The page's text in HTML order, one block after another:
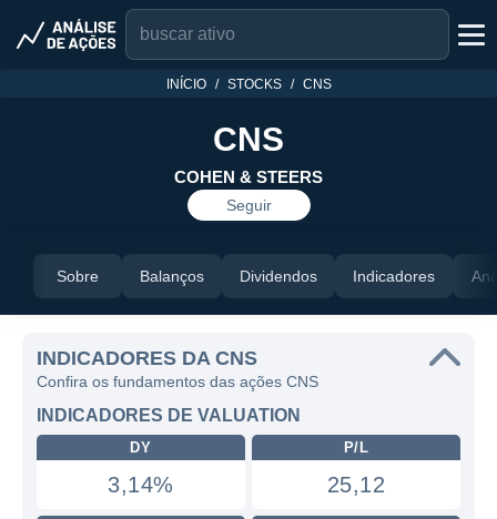
INÍCIO STOCKS CNS
CNS
COHEN & STEERS
Seguir
Sobre Balanços Dividendos Indicadores
INDICADORES DA CNS
Confira os fundamentos das ações CNS
INDICADORES DE VALUATION
DY
3,14%
P/L
25,12